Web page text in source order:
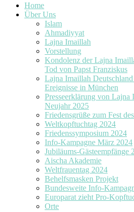
Home
Über Uns
Islam
Ahmadiyyat
Lajna Imaillah
Vorstellung
Kondolenz der Lajna
Tod von Papst Franziskus
Lajna Imaillah
Ereignisse in München
Presseerklärung von
Neujahr 2025
Friedensgrüße zum Fest
Weltkopftuchtag 2024
Friedenssymposium 2024
Info-Kampagne März 2024
Jubiläums-Gästeempfänge
Aischa Akademie
Weltfrauentag 2024
Behelfsmasken Projekt
Bundesweite Info-
Europarat zieht Pro-
Orte